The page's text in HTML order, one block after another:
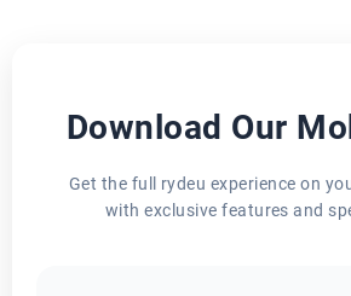
Download Our
Get the full rydeu experience on
with exclusive features and